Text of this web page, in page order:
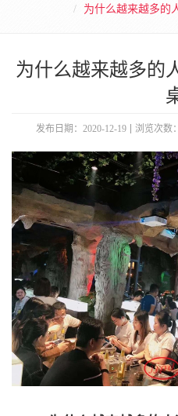
为什么越来越多的
为什么越来越多的
发布日期：2020-12-19 浏览次数